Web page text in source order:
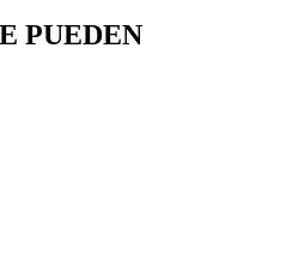
PUEDEN